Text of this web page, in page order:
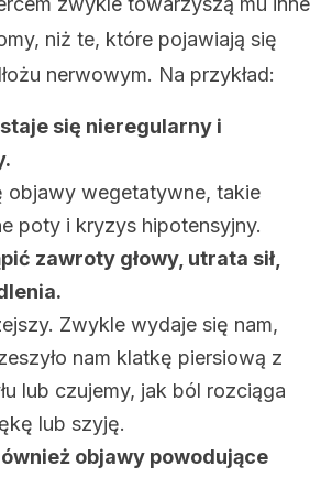
niż te, które pojawiają się
nerwowym. Na przykład:
staje się nieregularny i
objawy wegetatywne, takie
poty i kryzys hipotensyjny.
zawroty głowy, utrata sił,
Zwykle wydaje się nam,
nam klatkę piersiową z
lub czujemy, jak ból rozciąga
lub szyję.
objawy powodujące